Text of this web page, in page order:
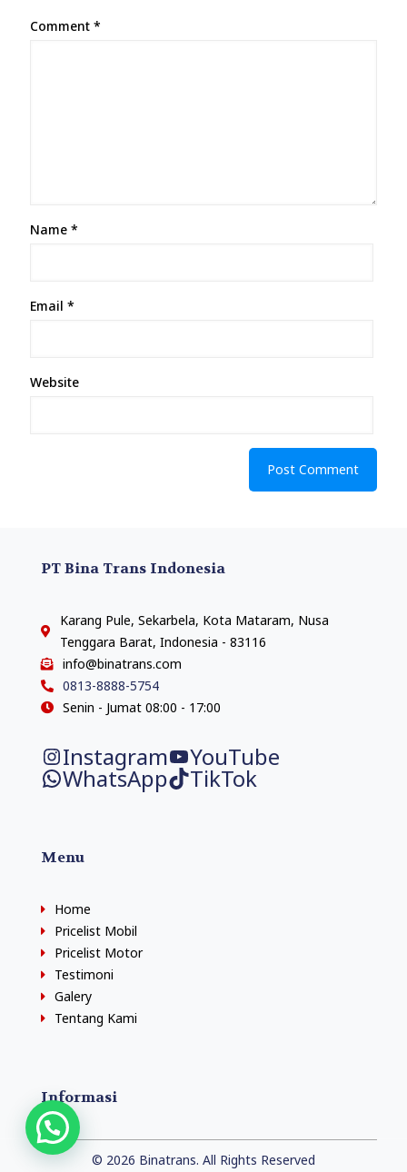
Comment *
Name *
Email *
Website
PT Bina Trans Indonesia
Karang Pule, Sekarbela, Kota Mataram, Nusa
Tenggara Barat, Indonesia - 83116
info@binatrans.com
0813-8888-5754
Senin - Jumat 08:00 - 17:00
Instagram YouTube
WhatsApp TikTok
Menu
Home
Pricelist Mobil
Pricelist Motor
Testimoni
Galery
Tentang Kami
Informasi
© 2026 Binatrans. All Rights Reserved